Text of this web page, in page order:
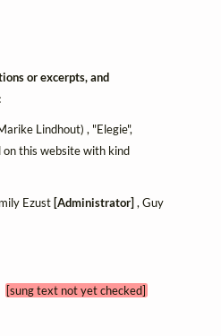
or excerpts, and
Lindhout) , "Elegie",
this website with kind
Ezust [Administrator] , Guy
[sung text not yet checked]